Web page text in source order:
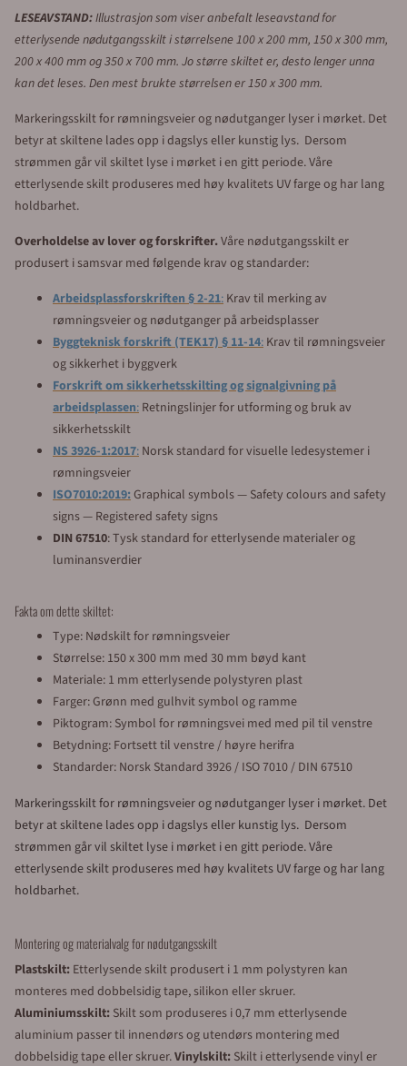
LESEAVSTAND:Illustrasjon som viser anbefalt leseavstand for
etterlysende nødutgangsskilt i størrelsene 100 x 200 mm, 150 x 300 mm,
200 x 400 mm og 350 x 700 mm. Jo større skiltet er, desto lenger unna
kan det leses. Den mest brukte størrelsen er 150 x 300 mm.
Markeringsskilt for rømningsveier og nødutganger lyser i mørket. Det
betyr at skiltene lades opp i dagslys eller kunstig lys. Dersom
strømmen går vil skiltet lyse i mørket i en gitt periode. Våre
etterlysende skilt produseres med høy kvalitets UV farge og har lang
holdbarhet.
Overholdelse av lover og forskrifter.Våre nødutgangsskilt er
produsert i samsvar med følgende krav og standarder:
Arbeidsplassforskriften § 2-21: Krav til merking av
rømningsveier og nødutganger på arbeidsplasser
Byggteknisk forskrift (TEK17) § 11-14: Krav til rømningsveier
og sikkerhet i byggverk
Forskrift om sikkerhetsskilting og signalgivning på
arbeidsplassen: Retningslinjer for utforming og bruk av
sikkerhetsskilt
NS 3926-1:2017: Norsk standard for visuelle ledesystemer i
rømningsveier
ISO7010:2019: Graphical symbols — Safety colours and safety
signs — Registered safety signs
DIN 67510: Tysk standard for etterlysende materialer og
luminansverdier
Fakta om dette skiltet:
Type: Nødskilt for rømningsveier
Størrelse: 150 x 300 mm med 30 mm bøyd kant
Materiale: 1 mm etterlysende polystyren plast
Farger: Grønn med gulhvit symbol og ramme
Piktogram: Symbol for rømningsvei med med pil til venstre
Betydning: Fortsett til venstre / høyre herifra
Standarder: Norsk Standard 3926 / ISO 7010 / DIN 67510
Markeringsskilt for rømningsveier og nødutganger lyser i mørket. Det
betyr at skiltene lades opp i dagslys eller kunstig lys. Dersom
strømmen går vil skiltet lyse i mørket i en gitt periode. Våre
etterlysende skilt produseres med høy kvalitets UV farge og har lang
holdbarhet.
Montering og materialvalg for nødutgangsskilt
Plastskilt: Etterlysende skilt produsert i 1 mm polystyren kan
monteres med dobbelsidig tape, silikon eller skruer.
Aluminiumsskilt: Skilt som produseres i 0,7 mm etterlysende
aluminium passer til innendørs og utendørs montering med
dobbelsidig tape eller skruer.Vinylskilt: Skilt i etterlysende vinyl er